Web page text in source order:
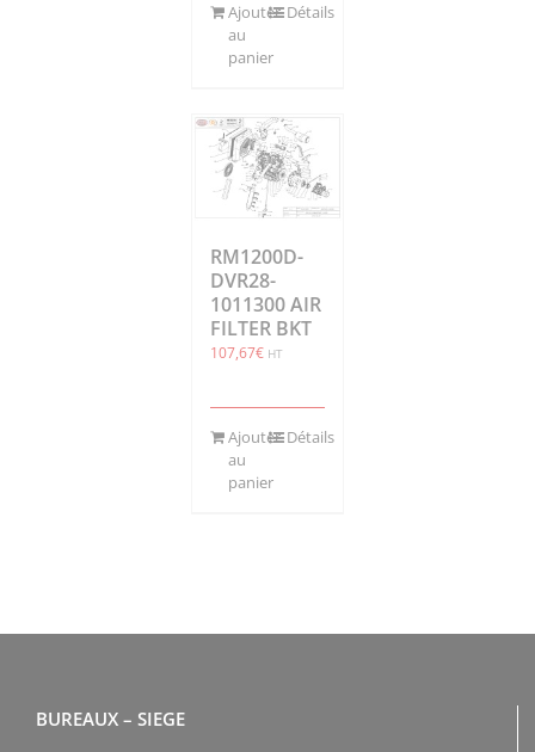
Ajouter
au
panier
Détails
RM1200D-
DVR28-
1011300 AIR
FILTER BKT
107,67€ HT
Ajouter
au
panier
Détails
BUREAUX – SIEGE